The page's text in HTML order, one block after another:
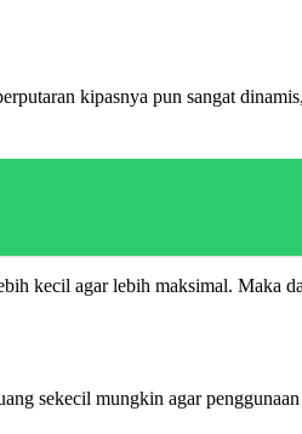
kipasnya pun sangat
kecil agar lebih maksimal. Maka
sekecil mungkin agar